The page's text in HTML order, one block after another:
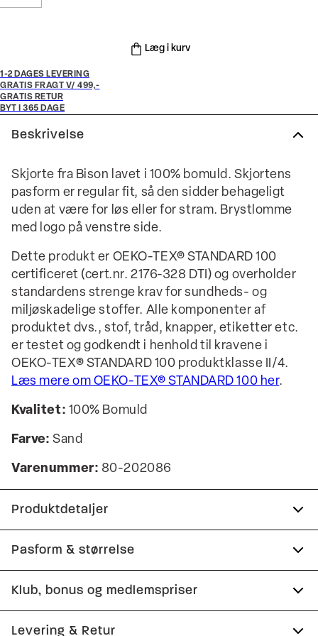
Læg i kurv
1-2 DAGES LEVERING
GRATIS FRAGT V/ 499,-
GRATIS RETUR
BYT I 365 DAGE
Beskrivelse
Skjorte fra Bison lavet i 100% bomuld. Skjortens
pasform er regular fit, så den sidder behageligt
uden at være for løs eller for stram. Brystlomme
med logo på venstre side.
Dette produkt er OEKO-TEX® STANDARD 100
certificeret (cert.nr. 2176-328 DTI) og overholder
standardens strenge krav for sundheds- og
miljøskadelige stoffer. Alle komponenter af
produktet dvs., stof, tråd, knapper, etiketter etc.
er testet og godkendt i henhold til kravene i
OEKO-TEX® STANDARD 100 produktklasse II/4.
Læs mere om OEKO-TEX® STANDARD 100 her.
Kvalitet: 100% Bomuld
Farve: Sand
Varenummer: 80-202086
Produktdetaljer
Lomme på venstre bryst.
Skjorten har button-down krave.
Manchetten har to knapper til at justere
størrelsen.
Pasform & størrelse
Fit:Regular fit
Klub, bonus og medlemspriser
Tilmeld dig Club Wagner helt gratis.
Levering & Retur